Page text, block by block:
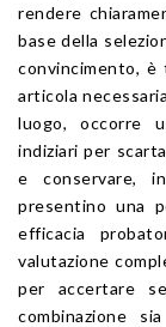
rendere
base della
convincimento,
articola
luogo, occorre
indiziari per
e conservare,
presentino una
efficacia
valutazione
per accertare
combinazione